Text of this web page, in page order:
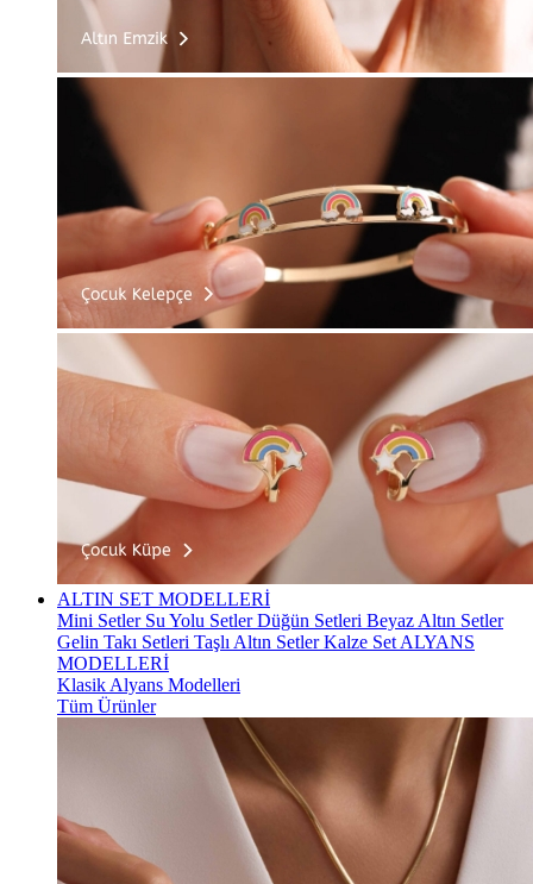
ALTIN SET MODELLERİ
Mini Setler Su Yolu SetlerDüğün Setleri Beyaz Altın Setler
Gelin Takı Setleri Taşlı Altın SetlerKalze Set ALYANS
MODELLERİ
Klasik Alyans Modelleri
Tüm Ürünler